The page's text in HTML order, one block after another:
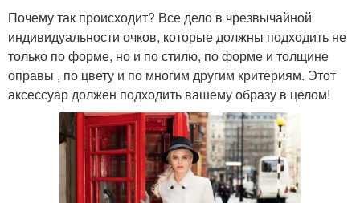
Почему так происходит? Все дело в чрезвычайной
индивидуальности очков, которые должны подходить не
только по форме, но и по стилю, по форме и толщине
оправы , по цвету и по многим другим критериям. Этот
аксессуар должен подходить вашему образу в целом!